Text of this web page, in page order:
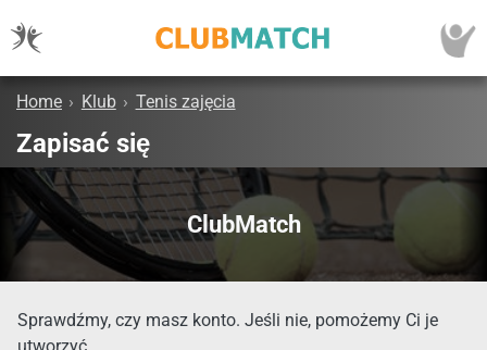
Home › Klub › Tenis zajęcia
Zapisać się
ClubMatch
Sprawdźmy, czy masz konto. Jeśli nie, pomożemy Ci je